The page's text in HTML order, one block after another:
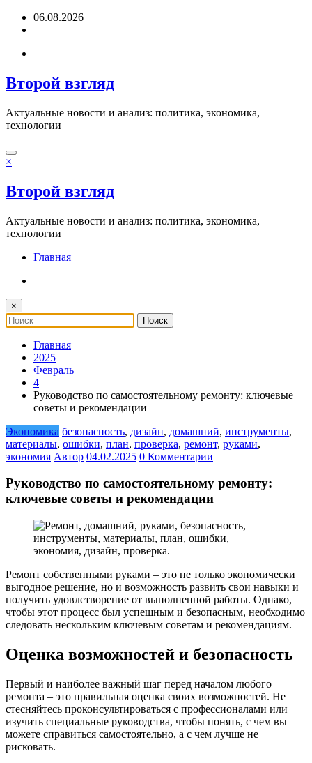
Перейти06.08.2026
Второй взгляд
Актуальные новости и анализ: политика, экономика,
технологии
×
Второй взгляд
Актуальные новости и анализ: политика, экономика,
технологии
Главная
×
Главная
2025
Февраль
4
Руководство по самостоятельному ремонту: ключевые
советы и рекомендации
Экономика безопасность, дизайн, домашний, инструменты,
материалы, ошибки, план, проверка, ремонт, руками,
экономия Автор 04.02.2025 0 Комментарии
Руководство по самостоятельному ремонту:
ключевые советы и рекомендации
Ремонт собственными руками – это не только экономически
выгодное решение, но и возможность развить свои навыки и
получить удовлетворение от выполненной работы. Однако,
чтобы этот процесс был успешным и безопасным, необходимо
следовать нескольким ключевым советам и рекомендациям.
Оценка возможностей и безопасность
Первый и наиболее важный шаг перед началом любого
ремонта – это правильная оценка своих возможностей. Не
стесняйтесь проконсультироваться с профессионалами или
изучить специальные руководства, чтобы понять, с чем вы
можете справиться самостоятельно, а с чем лучше не
рисковать.